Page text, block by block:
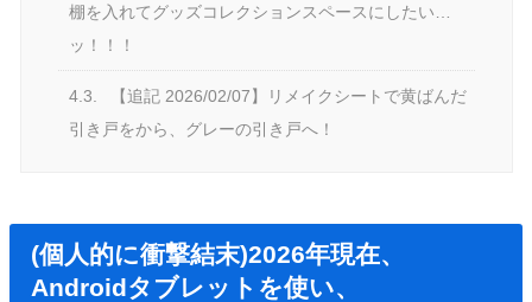
棚を入れてグッズコレクションスペースにしたい…
ッ！！！
4.3.
【追記 2026/02/07】リメイクシートで黄ばんだ
引き戸をから、グレーの引き戸へ！
(個人的に衝撃結末)2026年現在、
Androidタブレットを使い、